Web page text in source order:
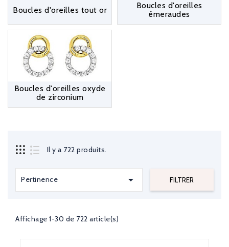
Boucles d'oreilles tout or
Boucles d'oreilles
émeraudes
Boucles d'oreilles oxyde
de zirconium
Il y a 722 produits.
Pertinence  FILTRER
Affichage 1-30 de 722 article(s)